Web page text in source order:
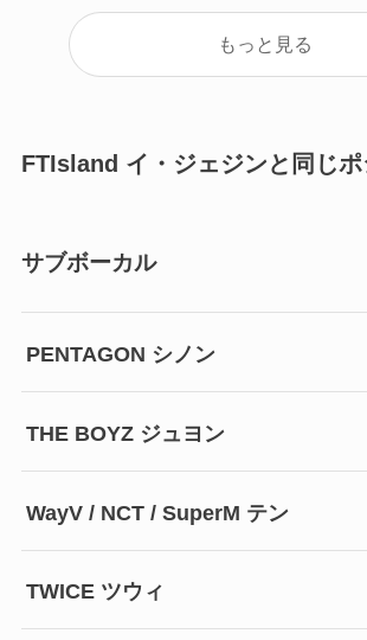
もっと見る
FTIsland イ・ジェジンと同じ
サブボーカル
PENTAGON シノン
THE BOYZ ジュヨン
WayV / NCT / SuperM テン
TWICE ツウィ